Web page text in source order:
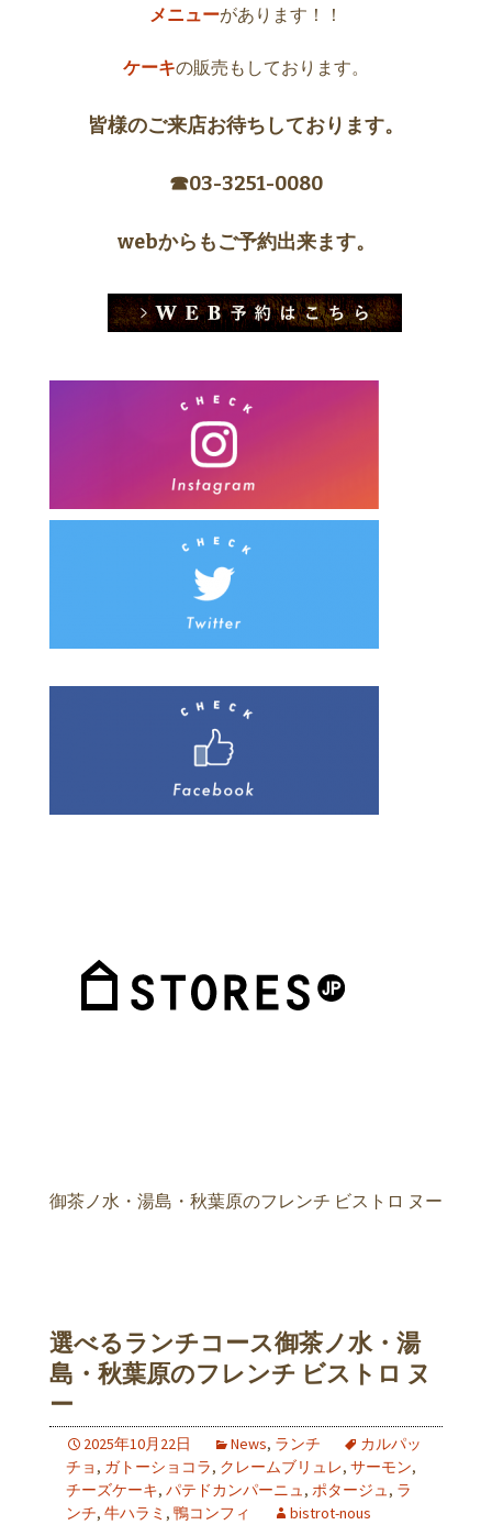
メニューがあります！！
ケーキの販売もしております。
皆様のご来店お待ちしております。
☎︎03-3251-0080
webからもご予約出来ます。
御茶ノ水・湯島・秋葉原のフレンチ ビストロ ヌー
選べるランチコース御茶ノ水・湯
島・秋葉原のフレンチ ビストロ ヌ
ー
2025年10月22日 News, ランチ
カルパッ
チョ , ガトーショコラ, クレームブリュレ, サーモン,
チーズケーキ, パテドカンパーニュ, ポタージュ, ラ
ンチ, 牛ハラミ , 鴨コンフィ bistrot-nous